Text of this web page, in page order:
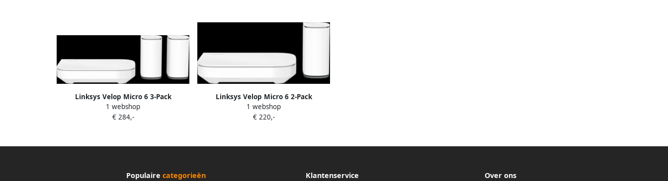
Linksys Velop Micro 6 3-Pack
1 webshop
€ 284,-
Linksys Velop Micro 6 2-Pack
1 webshop
€ 220,-
Populaire categorieën Klantenservice Over ons